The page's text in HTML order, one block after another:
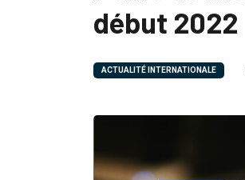
début 2022
ACTUALITÉ INTERNATIONALE